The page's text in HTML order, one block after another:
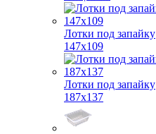
Лотки под запайку
147х109
Лотки под запайку
187х137